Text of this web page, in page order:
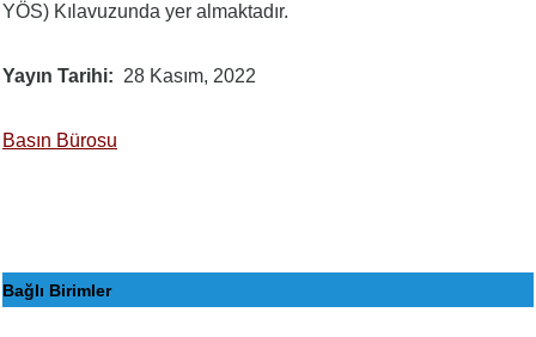
YÖS) Kılavuzunda yer almaktadır.
Yayın Tarihi 28 Kasım, 2022
Basın Bürosu
Bağlı Birimler